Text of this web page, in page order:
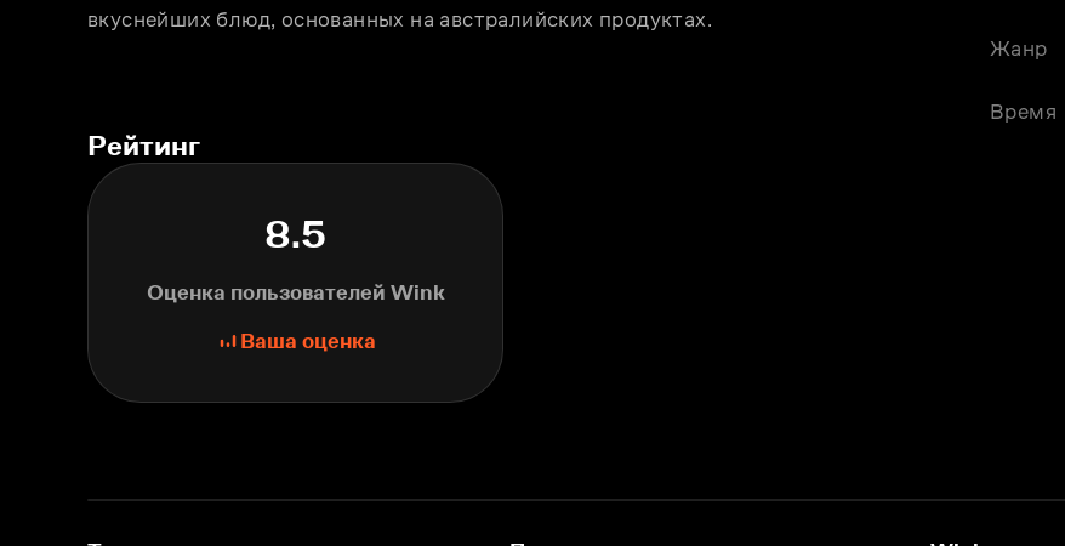
вкуснейших блюд, основанных на австралийских продуктах.
Жанр
Время
Рейтинг
8.5
Оценка пользователей Wink
Ваша оценка